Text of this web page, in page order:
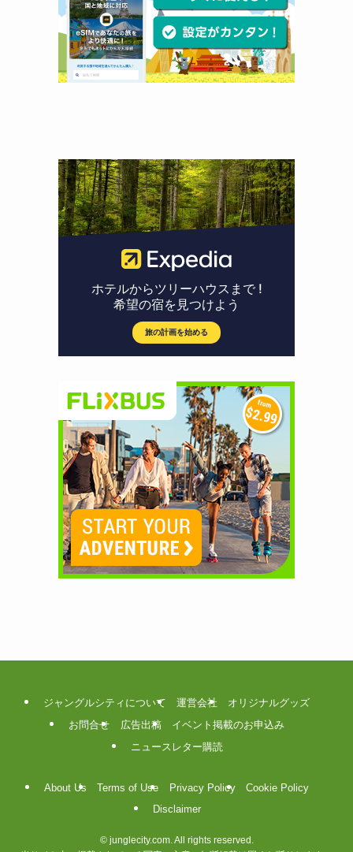
ジャングルシティについて 運営会社
オリジナルグッズ
お問合せ
広告出稿
イベント掲載のお申込み
ニュースレター購読
About Us Terms of Use Privacy Policy
Cookie Policy
Disclaimer
©junglecity.com. All rights reserved.